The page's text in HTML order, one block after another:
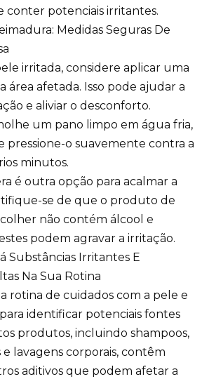
conter potenciais irritantes.
Medidas Seguras De
irritada, considere aplicar uma
área afetada. Isso pode ajudar a
e aliviar o desconforto.
um pano limpo em água fria,
pressione-o suavemente contra a
minutos.
é outra opção para acalmar a
se de que o produto de
não contém álcool e
podem agravar a irritação.
Substâncias Irritantes E
Na Sua Rotina
rotina de cuidados com a pele e
identificar potenciais fontes
produtos, incluindo shampoos,
lavagens corporais, contêm
aditivos que podem afetar a